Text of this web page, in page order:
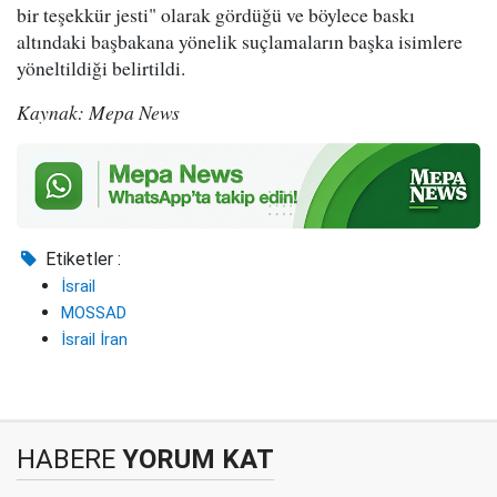
bir teşekkür jesti" olarak gördüğü ve böylece baskı
altındaki başbakana yönelik suçlamaların başka isimlere
yöneltildiği belirtildi.
Kaynak: Mepa News
Etiketler :
İsrail
MOSSAD
İsrail İran
HABERE YORUM KAT